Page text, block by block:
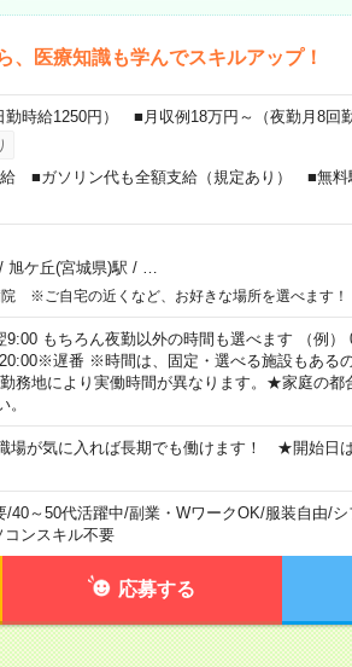
、医療知識も学んでスキルアップ！
勤時給1250円） ■月収例18万円～（夜勤月8回勤
■ガソリン代も全額支給（規定あり） ■無料
/ 旭ケ丘(宮城県)駅 /
院 ※ご自宅の近くなど、お好きな場所を選べます！
9:00 もちろん夜勤以外の時間も選べます （例
遅番 ※時間は、固定・選べる施設もある
務地により実働時間が異なります。★家庭の都
場が気に入れば長期でも働けます！ ★開始
/40～50代活躍中/副業・WワークOK/服装自由/シ
コンスキル不要
応募する